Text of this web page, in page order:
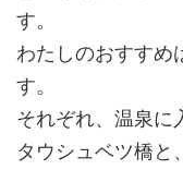
す。
わたしのおすすめ
す。
それぞれ、温泉に
タウシュベツ橋と